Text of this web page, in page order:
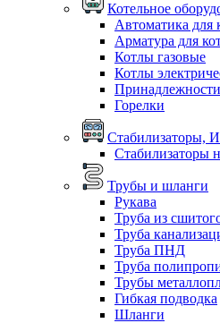
Котельное
Автоматика для
Арматура для
Котлы газовые
Котлы
Горелки
Стабилизаторы,
Стабилизаторы
Трубы и шланги
Рукава
Труба из
Труба
Труба ПНД
Труба
Трубы
Гибкая подводка
Шланги